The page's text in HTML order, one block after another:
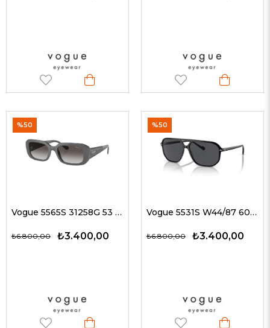
Vogue 5565S 31258G 53 G Kadın Güneş Gözlükleri
₺3.400,00
₺6.800,00
%50
Vogue 5531S W44/87 60 Güneş Gözlüğü
₺3.400,00
₺6.800,00
%50